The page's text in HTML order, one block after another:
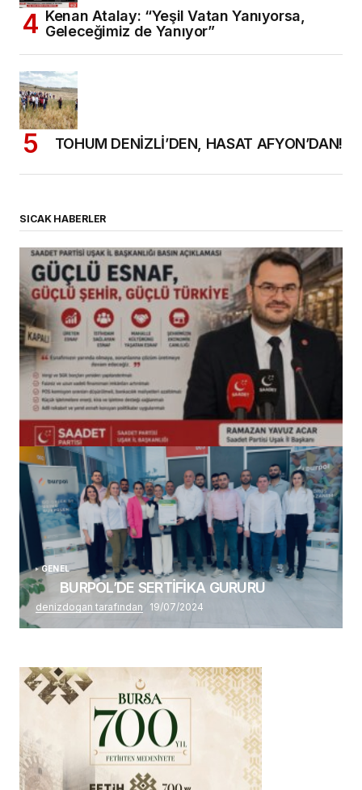
Kenan Atalay: “Yeşil Vatan Yanıyorsa,
Geleceğimiz de Yanıyor”
TOHUM DENİZLİ’DEN, HASAT AFYON’DAN!
SICAK HABERLER
(başlıksız)
Alaattin Karahan tarafından 14/07/2026
GENEL
BURPOL’DE SERTİFİKA GURURU
denizdogan tarafından 19/07/2024